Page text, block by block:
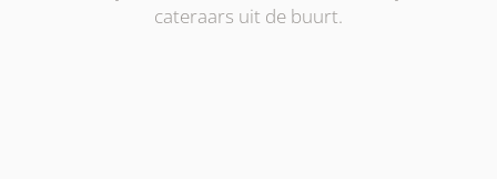
cateraars uit de buurt.